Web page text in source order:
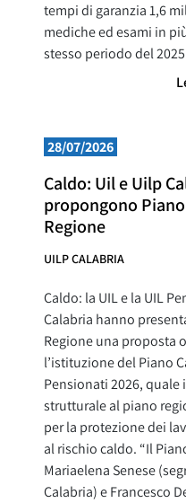
tempi di garanzia 1,6
mediche ed esami in
stesso periodo del
28/07/2026
Caldo: Uil e Uilp
propongono
Regione
UILP CALABRIA
Caldo: la UIL e la UIL
Calabria hanno
Regione una proposta
l’istituzione del Piano
Pensionati 2026, quale
strutturale al piano
per la protezione dei
al rischio caldo. “Il
Mariaelena Senese
Calabria) e Francesco